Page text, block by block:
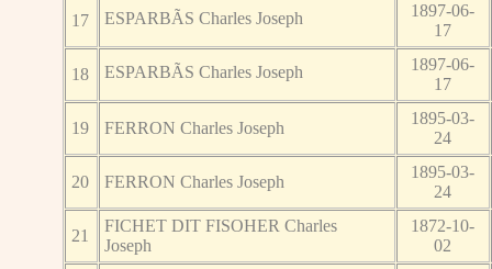
17 ESPARBÃS Charles Joseph
1897-06-
17
18 ESPARBÃS Charles Joseph
1897-06-
17
19 FERRON Charles Joseph
1895-03-
24
20 FERRON Charles Joseph
1895-03-
24
21
FICHET DIT FISOHER Charles
Joseph
1872-10-
02